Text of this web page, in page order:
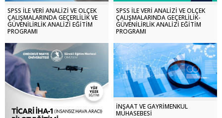
SPSS İLE VERİ ANALİZİ VE ÖLÇEK
ÇALIŞMALARINDA GEÇERLİLİK VE
GÜVENİLİRLİK ANALİZİ EĞİTİM
PROGRAMI
SPSS İLE VERİ ANALİZİ VE ÖLÇEK
ÇALIŞMALARINDA GEÇERLİLİK-
GÜVENİLİRLİK ANALİZİ EĞİTİM
PROGRAMI
İNŞAAT VE GAYRİMENKUL
MUHASEBESİ